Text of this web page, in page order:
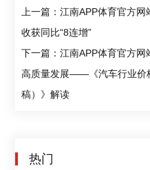
上一篇：江南APP体育官方
收获同比“8连增”
下一篇：江南APP体育官方
高质量发展——《汽车行业价
稿）》解读
热门